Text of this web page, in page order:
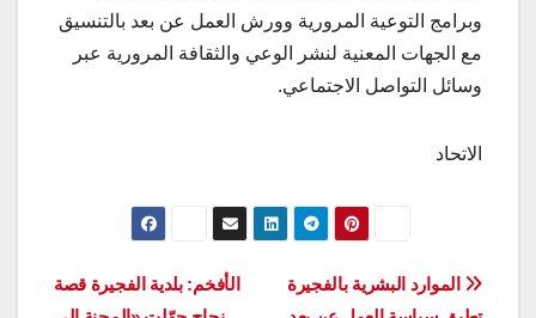
وبرامج التوعية المرورية وورش العمل عن بعد بالتنسيق
مع الجهات المعنية لنشر الوعي والثقافة المرورية عبر
وسائل التواصل الاجتماعي.
الاتحاد
تصفّح
الأفخم: بلدية الفجيرة قصة
الموارد البشرية بالفجيرة